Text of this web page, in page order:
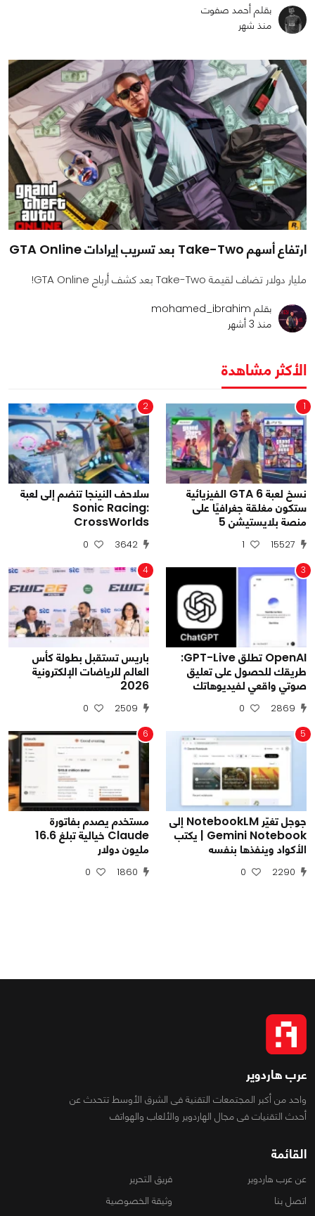
بقلم أحمد صفوت
منذ شهر
ارتفاع أسهم Take-Two بعد تسريب إيرادات GTA Online
مليار دولار تضاف لقيمة Take-Two بعد كشف أرباح GTA Online!
بقلم mohamed_ibrahim
منذ 3 أشهر
الأكثر مشاهدة
1
نسخ لعبة GTA 6 الفيزيائية
ستكون مغلقة جغرافيًا على
منصة بلايستيشن 5
15527
1
2
سلاحف النينجا تنضم إلى لعبة
Sonic Racing:
CrossWorlds
3642
0
3
OpenAI تطلق GPT-Live:
طريقك للحصول على تعليق
صوتي واقعي لفيديوهاتك
2869
0
4
باريس تستقبل بطولة كأس
العالم للرياضات الإلكترونية
2026
2509
0
5
جوجل تغيّر NotebookLM إلى
Gemini Notebook | يكتب
الأكواد وينفذها بنفسه
2290
0
6
مستخدم يصدم بفاتورة
Claude خيالية تبلغ 16.6
مليون دولار
1860
0
عرب هاردوير
واحد من أكبر المجتمعات التقنية فى الشرق الأوسط تتحدث عن
أحدث التقنيات فى مجال الهاردوير والألعاب والهواتف
القائمة
عن عرب هاردوير
فريق التحرير
اتصل بنا
وثيقة الخصوصية